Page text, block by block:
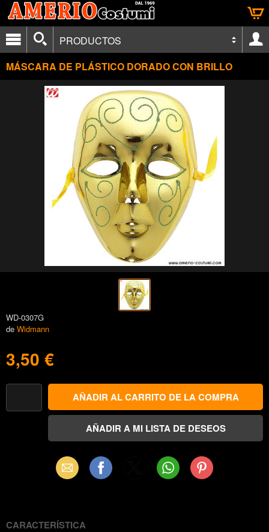
PRODUCTOS
MÁSCARA DE PLÁSTICO DORADO CON BRILLO
WD-0307G
de Widmann
3,50 €
Email Facebook WhatsAppPinterest
CARACTERÍSTICA